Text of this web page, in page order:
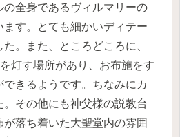
の全身であるヴィルマリーの
す。とても細かいディテー
。また、ところどころに、
灯す場所があり、お布施をす
きるようです。ちなみにカ
その他にも神父様の説教台
落ち着いた大聖堂内の雰囲